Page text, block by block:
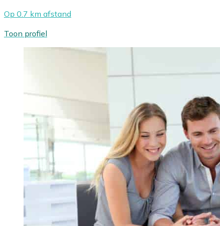
Op 0.7 km afstand
Toon profiel